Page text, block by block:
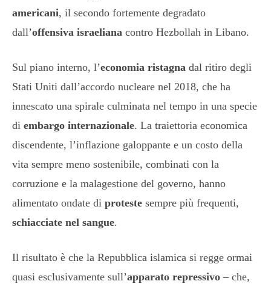
americani, il secondo fortemente degradato
dall’offensiva israeliana contro Hezbollah in Libano.
Sul piano interno, l’economia ristagna dal ritiro degli
Stati Uniti dall’accordo nucleare nel 2018, che ha
innescato una spirale culminata nel tempo in una specie
di embargo internazionale. La traiettoria economica
discendente, l’inflazione galoppante e un costo della
vita sempre meno sostenibile, combinati con la
corruzione e la malagestione del governo, hanno
alimentato ondate di proteste sempre più frequenti,
schiacciate nel sangue.
Il risultato è che la Repubblica islamica si regge ormai
quasi esclusivamente sull’apparato repressivo – che,